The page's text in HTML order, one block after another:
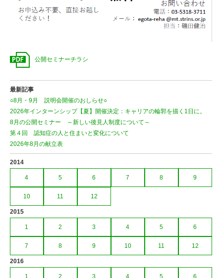
公開セミナーチラシ
最新記事
○8月・9月 説明会開催のおしらせ○
2026年インターンシップ【夏】開催決定：キャリアの輪郭を描く1日に。
8月の公開セミナー ～新しい後見人制度について～
第４回 認知症の人と住まいと変化について
2026年8月の献立表
2014
4 5 6 7 8 9
10 11 12
2015
1 2 3 4 5 6
7 8 9 10 11 12
2016
1 2 3 4 5 6